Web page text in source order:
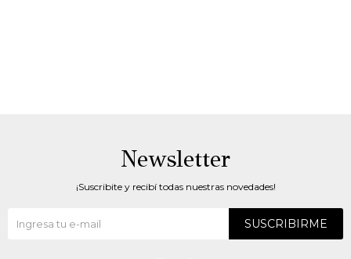
Newsletter
¡Suscribite y recibí todas nuestras novedades!
SUSCRIBIRME